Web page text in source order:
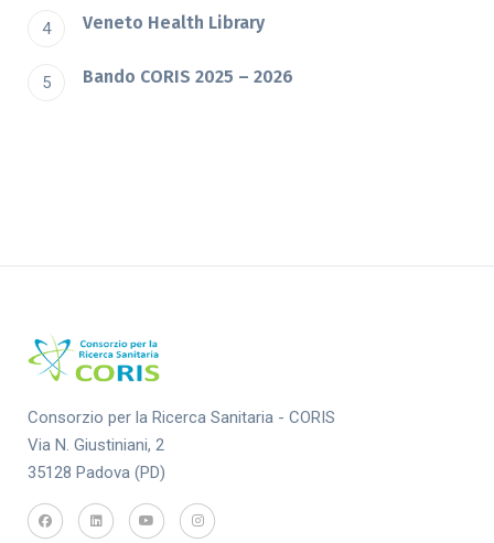
Veneto Health Library
Bando CORIS 2025 – 2026
Consorzio per la Ricerca Sanitaria - CORIS
Via N. Giustiniani, 2
35128 Padova (PD)